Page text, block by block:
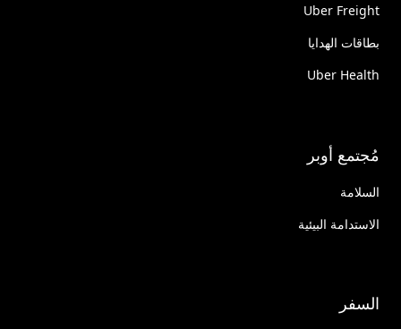
Uber Freight
بطاقات الهدايا
Uber Health
مُجتمع أوبر
السلامة
الاستدامة البيئية
السفر